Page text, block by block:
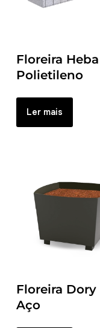
Floreira
Polietileno
Ler mais
Floreira Dory
Aço